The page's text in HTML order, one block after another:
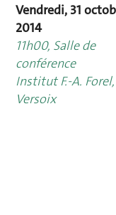
Vendredi, 31
2014
11h00, Salle de
conférence
Institut F.-A. Forel,
Versoix